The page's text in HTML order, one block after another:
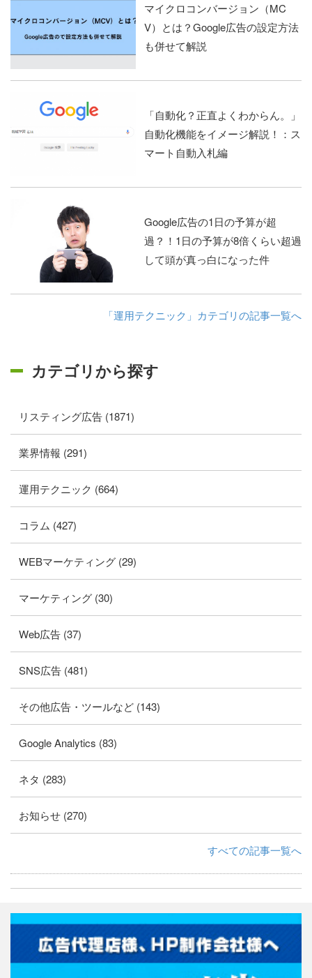
マイクロコンバージョン（MC
V）とは？Google広告の設定方法
も併せて解説
「自動化？正直よくわからん。」
自動化機能をイメージ解説！：ス
マート自動入札編
Google広告の1日の予算が超
過？！1日の予算が8倍くらい超過
して頭が真っ白になった件
「運用テクニック」カテゴリの記事一覧へ
カテゴリから探す
リスティング広告 (1871)
業界情報 (291)
運用テクニック (664)
コラム (427)
WEBマーケティング (29)
マーケティング (30)
Web広告 (37)
SNS広告 (481)
その他広告・ツールなど (143)
Google Analytics (83)
ネタ (283)
お知らせ (270)
すべての記事一覧へ